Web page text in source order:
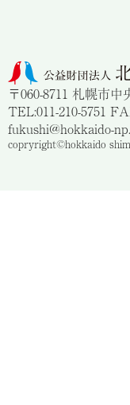
〒060-8711 札幌市
TEL:011-210-5751
fukushi@hokkaido-
copryright©hokkaido